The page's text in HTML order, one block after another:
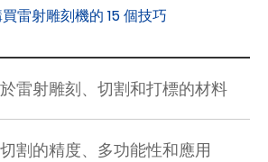
雷射雕刻機的 15 個技巧
雷射雕刻、切割和打標的材料
割的精度、多功能性和應用